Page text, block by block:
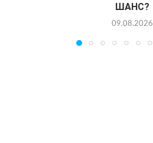
ШАНС?
09.08.2026